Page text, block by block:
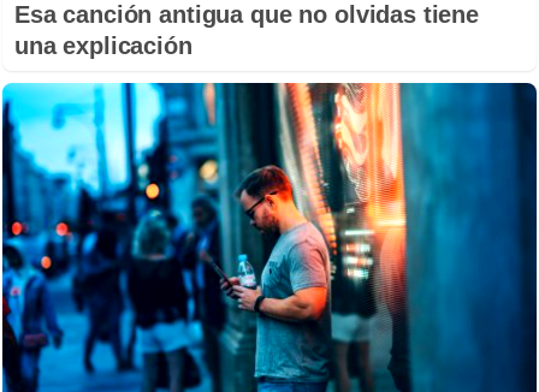
Esa canción antigua que no olvidas tiene
una explicación